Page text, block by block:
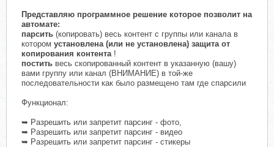
Представляю программное решение которое позволит на
автомате:
парсить (копировать) весь контент с группы или канала в
котором установлена (или не установлена) защита от
копирования контента !
постить весь скопированный контент в указанную (вашу)
вами группу или канал (ВНИМАНИЕ) в той-же
последовательности как было размещено там где спарсили
Функционал:
➥ Разрешить или запретит парсинг - фото,
➥ Разрешить или запретит парсинг - видео
➥ Разрешить или запретит парсинг - стикеры